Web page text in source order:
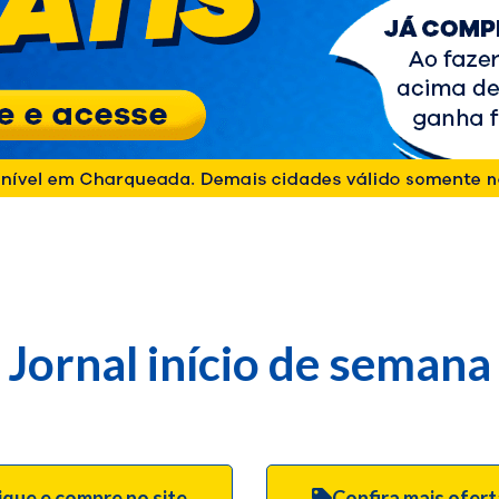
Jornal início de semana